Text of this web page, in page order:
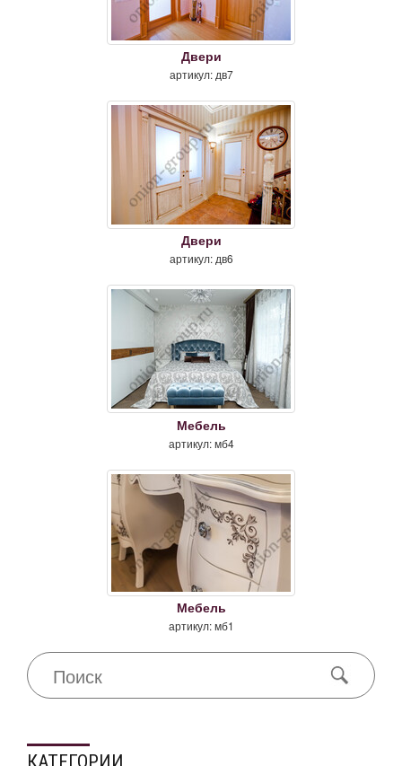
Двери
артикул: дв7
Двери
артикул: дв6
Мебель
артикул: мб4
Мебель
артикул: мб1
КАТЕГОРИИ